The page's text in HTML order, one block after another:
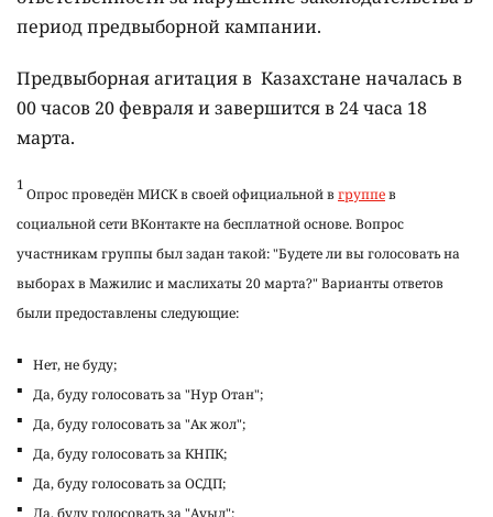
период предвыборной кампании.
Предвыборная агитация в Казахстане началась в
00 часов 20 февраля и завершится в 24 часа 18
марта.
1
Опрос проведён МИСК в своей официальной в группев
социальной сети ВКонтакте на бесплатной основе. Вопрос
участникам группы был задан такой: "Будете ли вы голосовать на
выборах в Мажилис и маслихаты 20 марта?" Варианты ответов
были предоставлены следующие:
Нет, не буду;
Да, буду голосовать за "Нур Отан";
Да, буду голосовать за "Ак жол";
Да, буду голосовать за КНПК;
Да, буду голосовать за ОСДП;